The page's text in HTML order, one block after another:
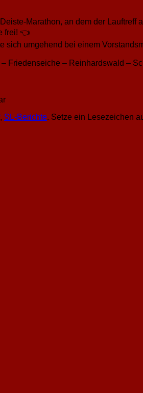
Marathon, an dem der Lauftreff
frei! 👈
sich umgehend bei einem
Friedenseiche – Reinhardswald –
, SL-Berichte. Setze ein Lesezeichen